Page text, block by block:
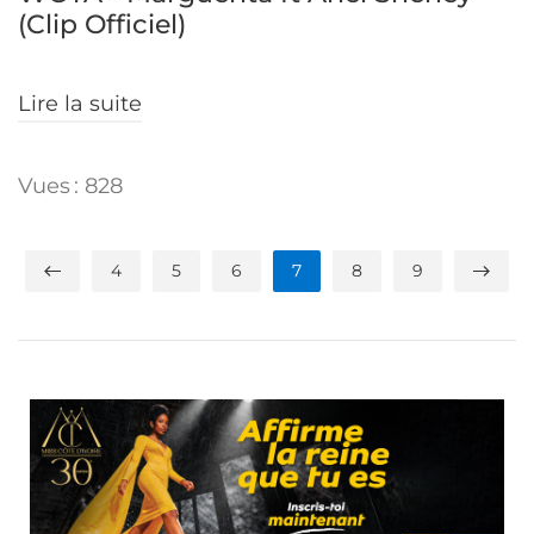
(Clip Officiel)
Lire la suite
Vues : 828
4 5 6 7 8 9